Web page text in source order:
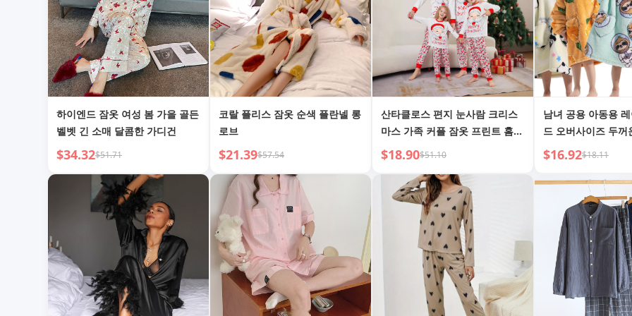
하이엔드 잠옷 여성 봄 가을 골든
벨벳 긴 소매 달콤한 가디건
$34.32$51.71
코랄 플리스 잠옷 순색 플란넬 롱
로브
$21.39$57.54
산타클로스 편지 눈사람 크리스
마스 가족 커플 잠옷 프린트 홈웨
어
$18.90$51.10
남녀 공용 아동용
드 오버사이즈 두꺼
지 로브 유아 잠옷
$16.92$18.11